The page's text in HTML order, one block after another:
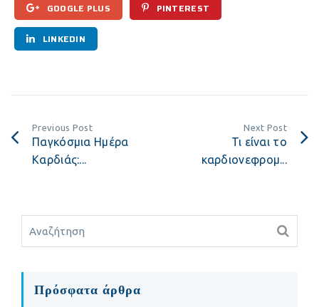
GOOGLE PLUS PINTEREST
LINKEDIN
Previous Post
Παγκόσμια Ημέρα
Καρδιάς:...
Next Post
Τι είναι το
καρδιονεφρομ...
Πρόσφατα άρθρα